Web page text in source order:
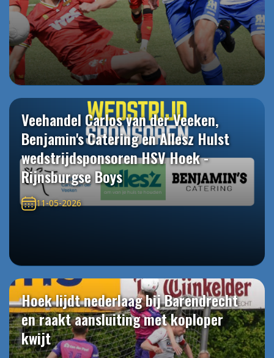
Veehandel Carlos van der Veeken,
Benjamin's Catering en Allesz Hulst
wedstrijdsponsoren HSV Hoek -
Rijnsburgse Boys
11-05-2026
Hoek lijdt nederlaag bij Barendrecht
en raakt aansluiting met koploper
kwijt